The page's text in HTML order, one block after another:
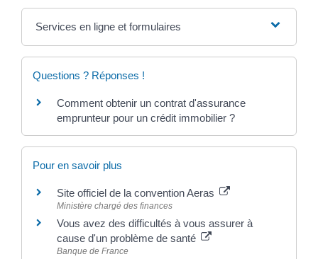
Services en ligne et formulaires
Questions ? Réponses !
Comment obtenir un contrat d'assurance
emprunteur pour un crédit immobilier ?
Pour en savoir plus
Site officiel de la convention Aeras
Ministère chargé des finances
Vous avez des difficultés à vous assurer à
cause d'un problème de santé
Banque de France